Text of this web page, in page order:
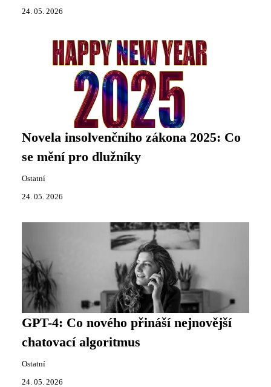
24. 05. 2026
Novela insolvenčního zákona 2025: Co
se mění pro dlužníky
Ostatní
24. 05. 2026
GPT-4: Co nového přináší nejnovější
chatovací algoritmus
Ostatní
24. 05. 2026